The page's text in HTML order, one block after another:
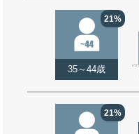
21%
35～44歳
21%